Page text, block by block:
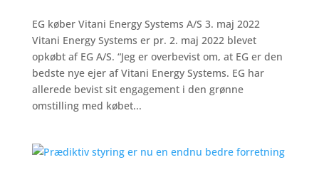
EG køber Vitani Energy Systems A/S 3. maj 2022
Vitani Energy Systems er pr. 2. maj 2022 blevet
opkøbt af EG A/S. “Jeg er overbevist om, at EG er den
bedste nye ejer af Vitani Energy Systems. EG har
allerede bevist sit engagement i den grønne
omstilling med købet...